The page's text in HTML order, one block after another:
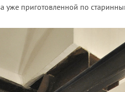
уже приготовленной по